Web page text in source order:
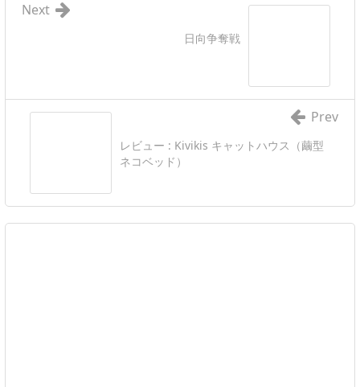
日向争奪戦
Next
レビュー : Kivikis キャットハウス（繭型
ネコベッド）
Prev